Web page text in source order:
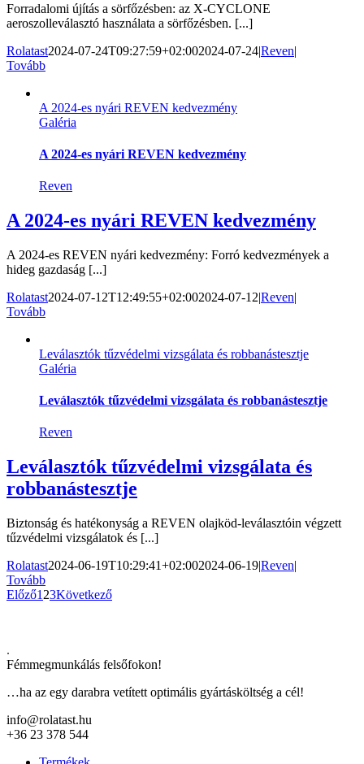
Forradalomi újítás a sörfőzésben: az X-CYCLONE
aeroszolleválasztó használata a sörfőzésben. [...]
Rolatast2024-07-24T09:27:59+02:002024-07-24|Reven|
Tovább
A 2024-es nyári REVEN kedvezmény
Galéria
A 2024-es nyári REVEN kedvezmény
Reven
A 2024-es nyári REVEN kedvezmény
A 2024-es REVEN nyári kedvezmény: Forró kedvezmények a
hideg gazdaság [...]
Rolatast2024-07-12T12:49:55+02:002024-07-12|Reven|
Tovább
Leválasztók tűzvédelmi vizsgálata és robbanástesztje
Galéria
Leválasztók tűzvédelmi vizsgálata és robbanástesztje
Reven
Leválasztók tűzvédelmi vizsgálata és
robbanástesztje
Biztonság és hatékonyság a REVEN olajköd-leválasztóin végzett
tűzvédelmi vizsgálatok és [...]
Rolatast2024-06-19T10:29:41+02:002024-06-19|Reven|
Tovább
Előző1 23Következő
.
Fémmegmunkálás felsőfokon!
…ha az egy darabra vetített optimális gyártásköltség a cél!
info@rolatast.hu
+36 23 378 544